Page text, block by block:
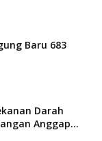
Baru 683
Darah
Anggap...